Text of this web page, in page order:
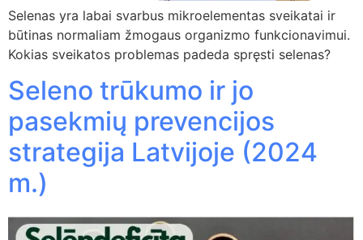
Selenas yra labai svarbus mikroelementas sveikatai ir
būtinas normaliam žmogaus organizmo funkcionavimui.
Kokias sveikatos problemas padeda spręsti selenas?
Seleno trūkumo ir jo
pasekmių prevencijos
strategija Latvijoje (2024
m.)